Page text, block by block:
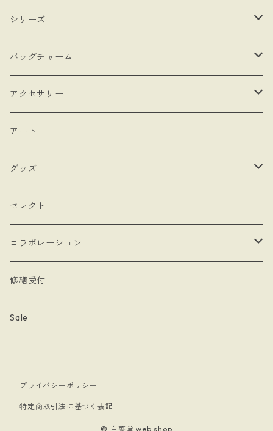
・受注制作
・抽選販売
シリーズ
- 馬
・bracket No.
- リボン
- モロッカンチャーム
- hand
- Drop Rose
- 本型チャーム
- Lady & Royal
- 月星夜
- papillon
バッグチャーム
- ロゼットタイプ
- ネックレスタイプ
- シングルタイプ
- チェーン・カラビナ
アクセサリー
- ブローチ
- 耳飾り
- ネックレス
アート
グッズ
- バッグ
- ステッカー
- クリーナークロス
- 文房具
- ケース
セレクト
コラボレーション
limboussole
こまっちゃん
修繕受付
Sale
プライバシーポリシー
特定商取引法に基づく表記
© 白菜堂 web shop